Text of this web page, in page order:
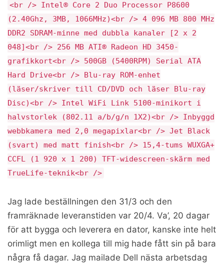
<br /> Intel® Core 2 Duo Processor P8600
(2.40Ghz, 3MB, 1066MHz)<br /> 4 096 MB 800 MHz
DDR2 SDRAM-minne med dubbla kanaler [2 x 2
048]<br /> 256 MB ATI® Radeon HD 3450-
grafikkort<br /> 500GB (5400RPM) Serial ATA
Hard Drive<br /> Blu-ray ROM-enhet
(läser/skriver till CD/DVD och läser Blu-ray
Disc)<br /> Intel WiFi Link 5100-minikort i
halvstorlek (802.11 a/b/g/n 1X2)<br /> Inbyggd
webbkamera med 2,0 megapixlar<br /> Jet Black
(svart) med matt finish<br /> 15,4-tums WUXGA+
CCFL (1 920 x 1 200) TFT-widescreen-skärm med
TrueLife-teknik<br />
Jag lade beställningen den 31/3 och den
framräknade leveranstiden var 20/4. Va’, 20 dagar
för att bygga och leverera en dator, kanske inte helt
orimligt men en kollega till mig hade fått sin på bara
några få dagar. Jag mailade Dell nästa arbetsdag